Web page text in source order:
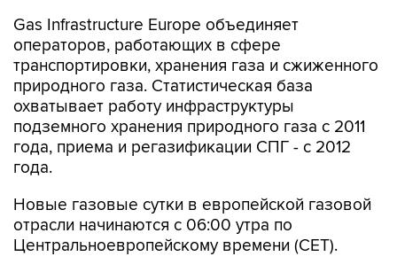
Gas Infrastructure Europe объединяет
операторов, работающих в сфере
транспортировки, хранения газа и сжиженного
природного газа. Статистическая база
охватывает работу инфраструктуры
подземного хранения природного газа с 2011
года, приема и регазификации СПГ - с 2012
года.
Новые газовые сутки в европейской газовой
отрасли начинаются c 06:00 утра по
Центральноевропейскому времени (CET).